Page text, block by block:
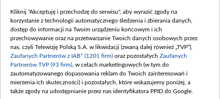
Procedura zgłoszeń wewnętrznych
Kliknij "Akceptuję i przechodzę do serwisu", aby wyrazić zgody na
korzystanie z technologii automatycznego śledzenia i zbierania danych,
dostęp do informacji na Twoim urządzeniu końcowym i ich
przechowywanie oraz na przetwarzanie Twoich danych osobowych przez
nas, czyli Telewizję Polską S.A. w likwidacji (zwaną dalej również „TVP”),
Zaufanych Partnerów z IAB* (1201 firm) oraz pozostałych Zaufanych
Partnerów TVP (93 firm) , w celach marketingowych (w tym do
zautomatyzowanego dopasowania reklam do Twoich zainteresowań i
mierzenia ich skuteczności) i pozostałych, które wskazujemy poniżej, a
także zgody na udostępnianie przez nas identyfikatora PPID do Google.